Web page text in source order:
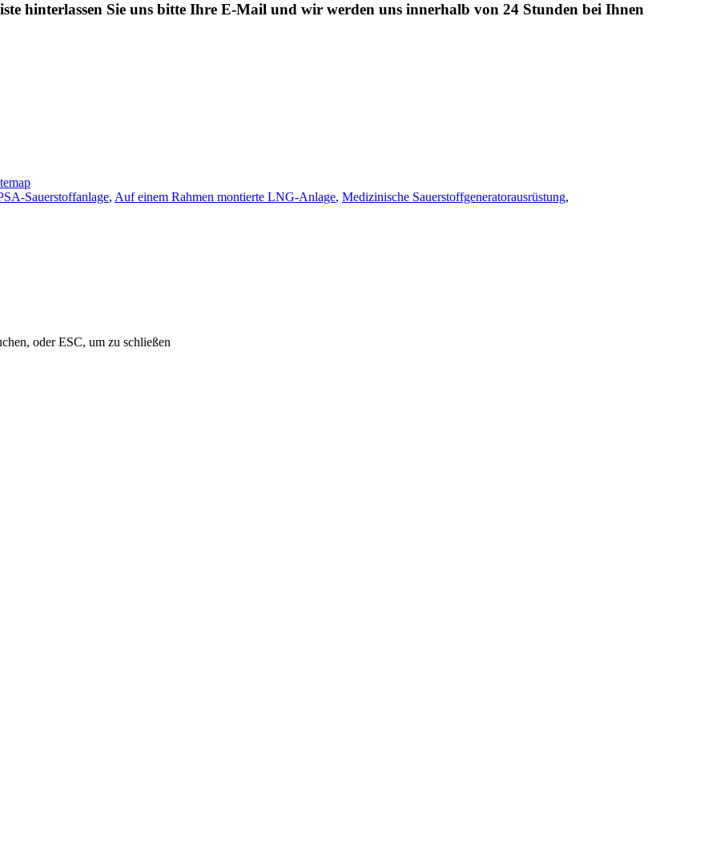
hinterlassen Sie uns bitte Ihre E-Mail und wir werden uns innerhalb von 24 Stunden bei Ihnen
Sauerstoffanlage, Auf einem Rahmen montierte LNG-Anlage, Medizinische Sauerstoffgeneratorausrüstung,
oder ESC, um zu schließen